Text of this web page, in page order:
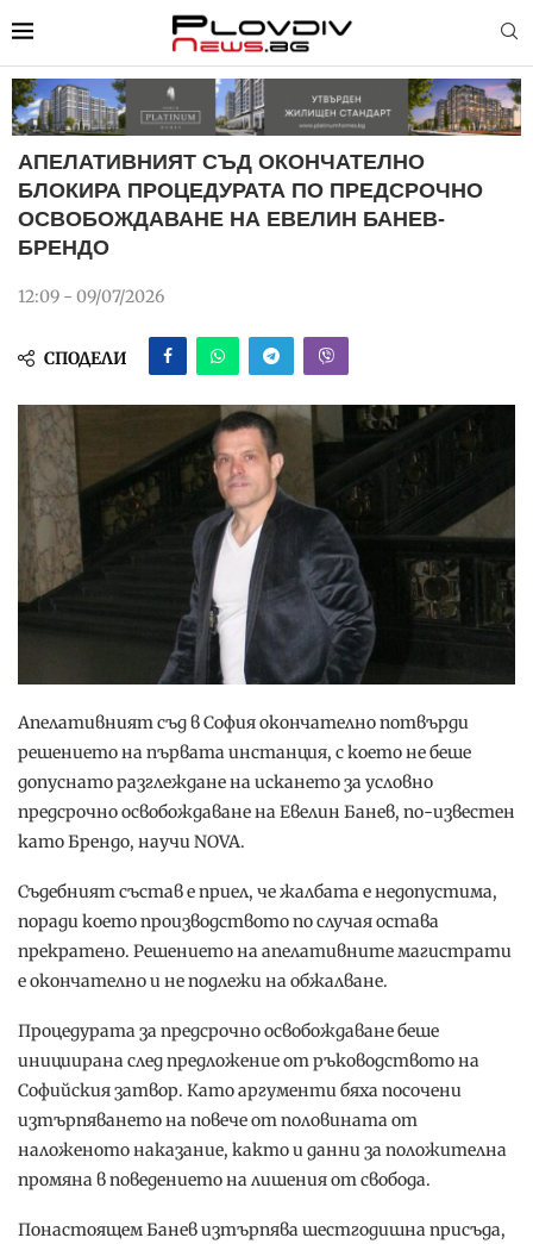
АПЕЛАТИВНИЯТ СЪД ОКОНЧАТЕЛНО
БЛОКИРА ПРОЦЕДУРАТА ПО ПРЕДСРОЧНО
ОСВОБОЖДАВАНЕ НА ЕВЕЛИН БАНЕВ-
БРЕНДО
12:09 - 09/07/2026
СПОДЕЛИ
Апелативният съд в София окончателно потвърди
решението на първата инстанция, с което не беше
допуснато разглеждане на искането за условно
предсрочно освобождаване на Евелин Банев, по-известен
като Брендо, научи NOVA.
Съдебният състав е приел, че жалбата е недопустима,
поради което производството по случая остава
прекратено. Решението на апелативните магистрати
е окончателно и не подлежи на обжалване.
Процедурата за предсрочно освобождаване беше
инициирана след предложение от ръководството на
Софийския затвор. Като аргументи бяха посочени
изтърпяването на повече от половината от
наложеното наказание, както и данни за положителна
промяна в поведението на лишения от свобода.
Понастоящем Банев изтърпява шестгодишна присъда,